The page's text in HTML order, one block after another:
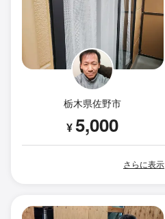
栃木県佐野市
¥5,000
さらに表示